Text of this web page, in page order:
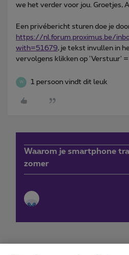
we het verder voor jou. Groetjes,
Een privébericht sturen doe je
https://nl.forum.proximus.be/
with=51679, je tekst invullen in
vervolgens klikken op 'Verstuur' =
W 1 persoon vindt dit leuk
Waarom je smartphone
zomer